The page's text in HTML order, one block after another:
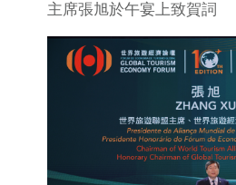
主席張旭於午宴上致賀詞